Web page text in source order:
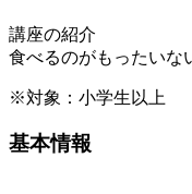
講座の紹介
食べるのがもったいな
※対象：小学生以上
基本情報